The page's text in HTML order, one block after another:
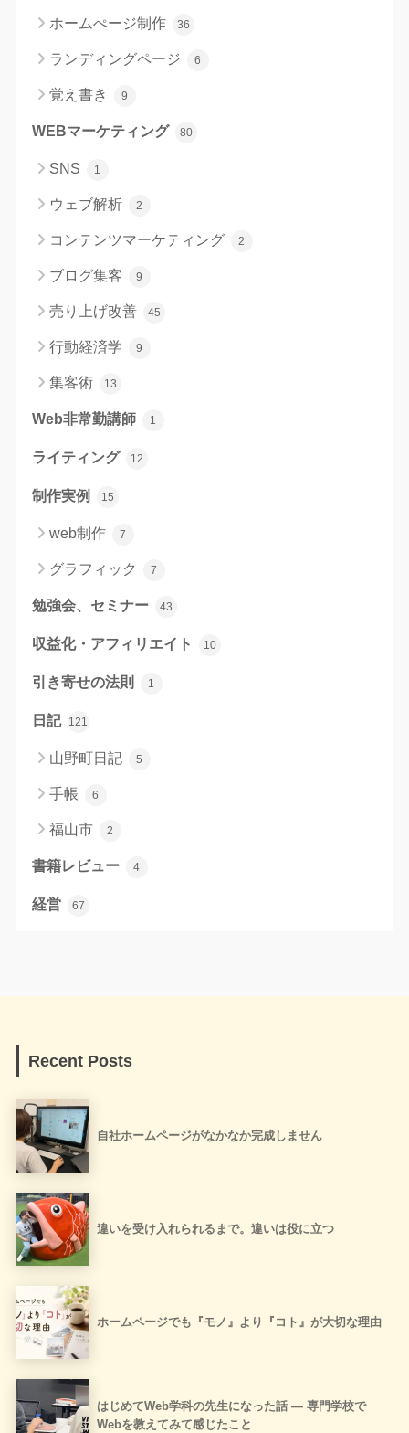
ホームぺージ制作 36
ランディングページ 6
覚え書き 9
WEBマーケティング 80
SNS 1
ウェブ解析 2
コンテンツマーケティング 2
ブログ集客 9
売り上げ改善 45
行動経済学 9
集客術 13
Web非常勤講師 1
ライティング 12
制作実例 15
web制作 7
グラフィック 7
勉強会、セミナー 43
収益化・アフィリエイト 10
引き寄せの法則 1
日記 121
山野町日記 5
手帳 6
福山市 2
書籍レビュー 4
経営 67
Recent Posts
自社ホームページがなかなか完成しません
違いを受け入れられるまで。違いは役に立つ
ホームページでも『モノ』より『コト』が大切な理由
はじめてWeb学科の先生になった話 ― 専門学校で
Webを教えてみて感じたこと